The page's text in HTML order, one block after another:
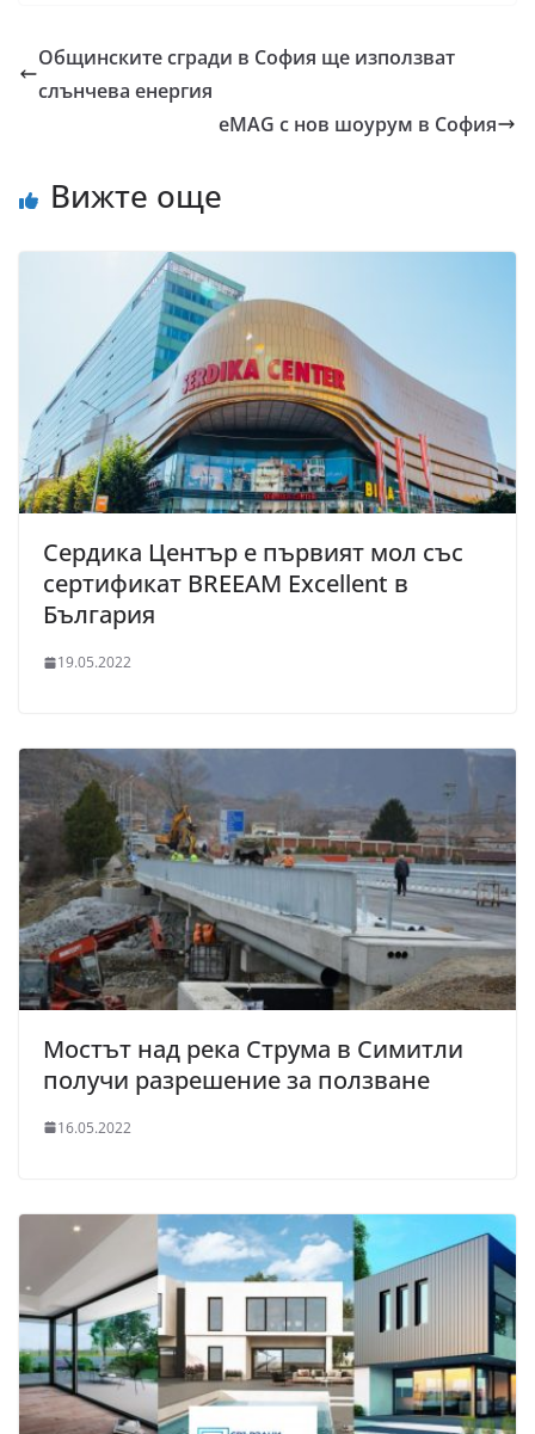
Общинските сгради в София ще използват
слънчева енергия
eMAG с нов шоурум в София
Вижте още
Сердика Център е първият мол със
сертификат BREEAM Excellent в
България
19.05.2022
Мостът над река Струма в Симитли
получи разрешение за ползване
16.05.2022